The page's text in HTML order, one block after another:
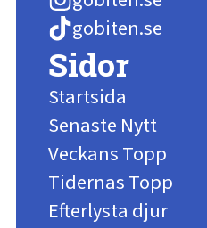
gobiten.se
Sidor
Startsida
Senaste Nytt
Veckans Topp
Tidernas Topp
Efterlysta djur